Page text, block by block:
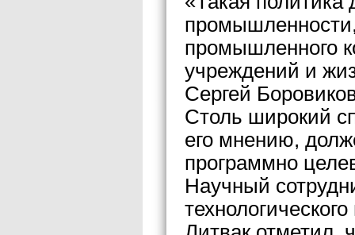
промышленности,
промышленного
учреждений и
Сергей
Столь широкий
его мнению,
программно
Научный